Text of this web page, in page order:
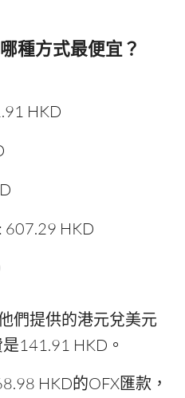
種方式最便宜？
HKD
: 607.29 HKD
們提供的港元兌美元
141.91 HKD。
HKD的OFX匯款，